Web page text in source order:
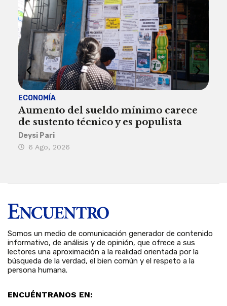
ECONOMÍA
Aumento del sueldo mínimo carece
de sustento técnico y es populista
Deysi Pari
6 Ago, 2026
Somos un medio de comunicación generador de contenido
informativo, de análisis y de opinión, que ofrece a sus
lectores una aproximación a la realidad orientada por la
búsqueda de la verdad, el bien común y el respeto a la
persona humana.
ENCUÉNTRANOS EN: